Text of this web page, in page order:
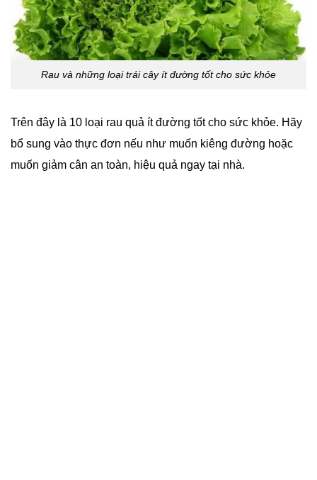
Rau và những loại trái cây ít đường tốt cho sức khỏe
Trên đây là 10 loại rau quả ít đường tốt cho sức khỏe. Hãy
bổ sung vào thực đơn nếu như muốn kiêng đường hoặc
muốn giảm cân an toàn, hiệu quả ngay tại nhà.